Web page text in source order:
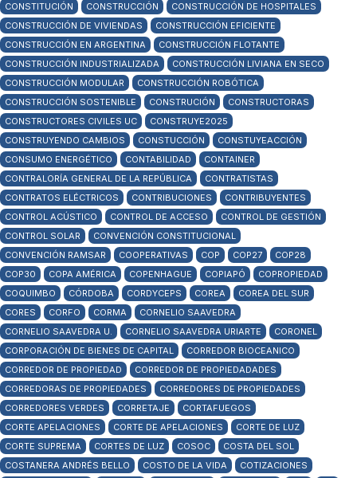
CONSTITUCIÓN
CONSTRUCCIÓN
CONSTRUCCIÓN DE HOSPITALES
CONSTRUCCIÓN DE VIVIENDAS
CONSTRUCCIÓN EFICIENTE
CONSTRUCCIÓN EN ARGENTINA
CONSTRUCCIÓN FLOTANTE
CONSTRUCCIÓN INDUSTRIALIZADA
CONSTRUCCIÓN LIVIANA EN SECO
CONSTRUCCIÓN MODULAR
CONSTRUCCIÓN ROBÓTICA
CONSTRUCCIÓN SOSTENIBLE
CONSTRUCIÓN
CONSTRUCTORAS
CONSTRUCTORES CIVILES UC
CONSTRUYE2025
CONSTRUYENDO CAMBIOS
CONSTUCCIÓN
CONSTUYEACCIÓN
CONSUMO ENERGÉTICO
CONTABILIDAD
CONTAINER
CONTRALORÍA GENERAL DE LA REPÚBLICA
CONTRATISTAS
CONTRATOS ELÉCTRICOS
CONTRIBUCIONES
CONTRIBUYENTES
CONTROL ACÚSTICO
CONTROL DE ACCESO
CONTROL DE GESTIÓN
CONTROL SOLAR
CONVENCIÓN CONSTITUCIONAL
CONVENCIÓN RAMSAR
COOPERATIVAS COP COP27
COP28
COP30
COPA AMÉRICA COPENHAGUE COPIAPÓ
COPROPIEDAD
COQUIMBO
CÓRDOBA CORDYCEPS COREA
COREA DEL SUR
CORES
CORFO CORMA
CORNELIO SAAVEDRA
CORNELIO SAAVEDRA U.
CORNELIO SAAVEDRA URIARTE
CORONEL
CORPORACIÓN DE BIENES DE CAPITAL
CORREDOR BIOCEANICO
CORREDOR DE PROPIEDAD
CORREDOR DE PROPIEDADADES
CORREDORAS DE PROPIEDADES
CORREDORES DE PROPIEDADES
CORREDORES VERDES
CORRETAJE
CORTAFUEGOS
CORTE APELACIONES
CORTE DE APELACIONES
CORTE DE LUZ
CORTE SUPREMA
CORTES DE LUZ COSOC
COSTA DEL SOL
COSTANERA ANDRÉS BELLO
COSTO DE LA VIDA
COTIZACIONES